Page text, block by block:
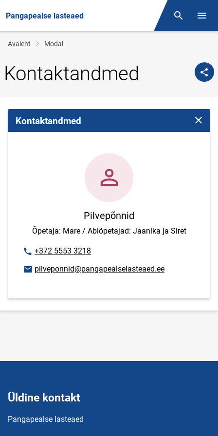
Pangapealse lasteaed Otsing
Jälglink
Avaleht Modal
Kontaktandmed
Kontaktandmed Sulge
Pilvepõnnid
Õpetaja: Mare / Abiõpetajad: Jaanika ja Siret
Telefoninumber
+372 5553 3218
E-posti aadress
pilveponnid@pangapealselasteaed.ee
Üldine kontakt
Pangapealse lasteaed